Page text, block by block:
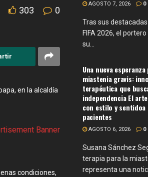
303 0
en la alcaldía
condiciones,
AGOSTO 7, 2026 0
Tras sus
FIFA 2026, el
su...
Una nueva
miastenia gravis:
terapéutica que
independencia El
con estilo y sentidoa
pacientes
AGOSTO 6, 2026 0
Susana Sánchez
terapia para la
representa una